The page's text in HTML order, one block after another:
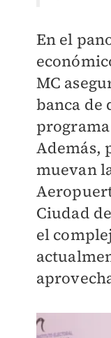
En el
MC
banca de
programa
Además,
muevan
Ciudad
el